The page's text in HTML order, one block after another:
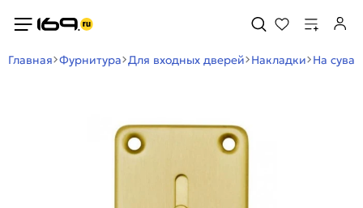
Главная Фурнитура Для входных дверей Накладки На